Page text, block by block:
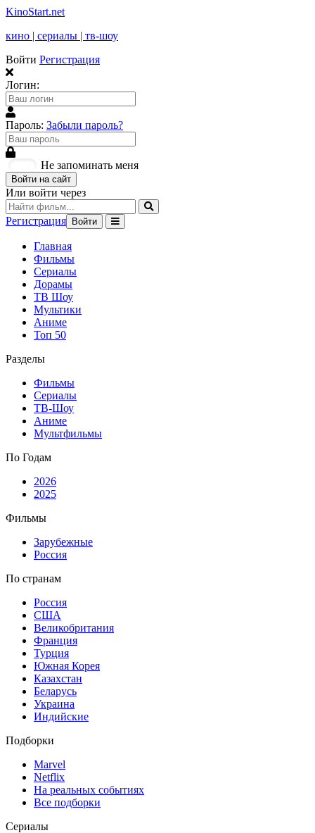
KinoStart.net
кино | сериалы | тв-шоу
Войти Регистрация
Логин:
Пароль: Забыли пароль?
Не запоминать меня
Войти на сайт
Или войти через
Регистрация Войти
Главная
Фильмы
Сериалы
Дорамы
ТВ Шоу
Мультики
Аниме
Топ 50
Разделы
Фильмы
Сериалы
ТВ-Шоу
Аниме
Мультфильмы
По Годам
2026
2025
Фильмы
Зарубежные
Россия
По странам
Россия
США
Великобритания
Франция
Турция
Южная Корея
Казахстан
Беларусь
Украина
Индийские
Подборки
Marvel
Netflix
На реальных событиях
Все подборки
Сериалы